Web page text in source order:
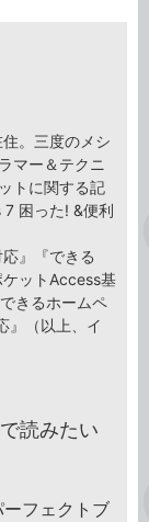
。三度のメシ
マー＆テクニ
トに関する記
困った! &便利
』『できる
ットAccess基
きるホームペ
』（以上、イ
読みたい
フェクトブ